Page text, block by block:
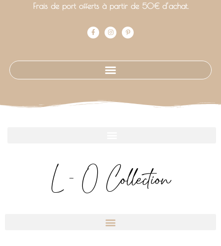
Frais de port offerts à partir de 50€ d’achat.
L - O Collection